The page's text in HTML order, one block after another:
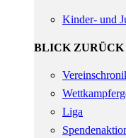
Kinder- und
BLICK ZURÜCK
Liga